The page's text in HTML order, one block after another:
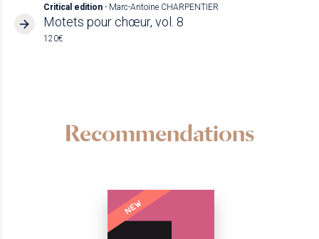
Critical edition - Marc-Antoine CHARPENTIER
Motets pour chœur, vol. 8
120€
Recommendations
NEW